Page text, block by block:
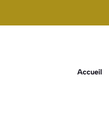
Accueil